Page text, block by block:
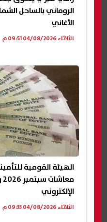
الروماني بالساحل
الأغاني
الثلاثاء 04/08/2026 09:51 م
الهيئة القومية
الإلكتروني
الثلاثاء 04/08/2026 09:33 م